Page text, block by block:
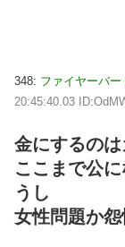
348: ファイヤーバ
20:45:40.03
金にするの
ここまで公
うし
女性問題か怨